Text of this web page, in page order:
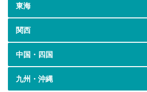
東海
関西
中国・四国
九州・沖縄